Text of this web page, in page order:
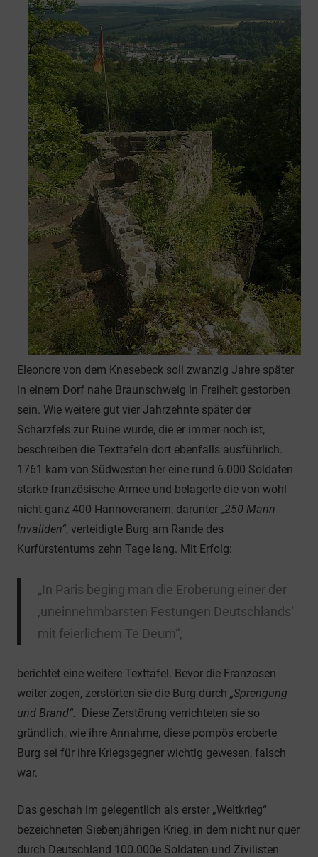
Eleonore von dem Knesebeck soll zwanzig Jahre später
in einem Dorf nahe Braunschweig in Freiheit gestorben
sein. Wie weitere gut vier Jahrzehnte später der
Scharzfels zur Ruine wurde, die er immer noch ist,
beschreiben die Texttafeln dort ebenfalls ausführlich.
1761 kam von Südwesten her eine rund 6.000 Soldaten
starke französische Armee und belagerte die von wohl
nicht ganz 400 Hannoveranern, darunter „250 Mann
Invaliden“, verteidigte Burg am Rande des
Kurfürstentums zehn Tage lang. Mit Erfolg:
„In Paris beging man die Eroberung einer der
‚uneinnehmbarsten Festungen Deutschlands‘
mit feierlichem Te Deum“,
berichtet eine weitere Texttafel. Bevor die Franzosen
weiter zogen, zerstörten sie die Burg durch „Sprengung
und Brand“. Diese Zerstörung verrichteten sie so
gründlich, wie ihre Annahme, diese pompös eroberte
Burg sei für ihre Kriegsgegner wichtig gewesen, falsch
war.
Das geschah im gelegentlich als erster „Weltkrieg“
bezeichneten Siebenjährigen Krieg, in dem nicht nur quer
durch Deutschland 100.000e Soldaten und Zivilisten